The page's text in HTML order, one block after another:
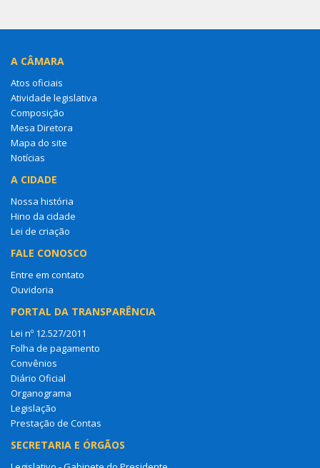
A CÂMARA
Atos oficiais
Atividade legislativa
Composição
Mesa Diretora
Mapa do site
Notícias
A CIDADE
Nossa história
Hino da cidade
Lei de criação
FALE CONOSCO
Entre em contato
Ouvidoria
PORTAL DA TRANSPARÊNCIA
Lei nº 12.527/2011
Folha de pagamento
Convênios
Diário Oficial
Organograma
Legislação
Prestação de Contas
SECRETARIA E ÓRGÃOS